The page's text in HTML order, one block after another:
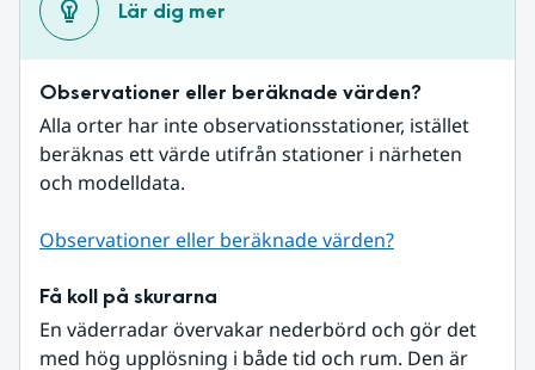
Lär dig mer
Observationer eller beräknade värden?
Alla orter har inte observationsstationer, istället
beräknas ett värde utifrån stationer i närheten
och modelldata.
Observationer eller beräknade värden?
Få koll på skurarna
En väderradar övervakar nederbörd och gör det
med hög upplösning i både tid och rum. Den är